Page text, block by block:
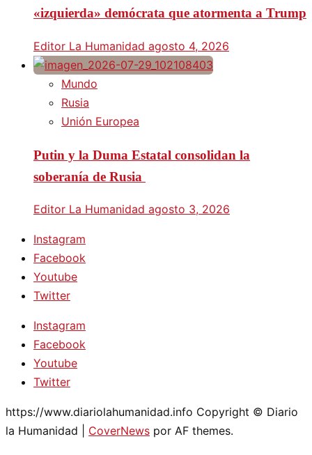
«izquierda» demócrata que atormenta a Trump
Editor La Humanidad agosto 4, 2026
Mundo
Rusia
Unión Europea
Putin y la Duma Estatal consolidan la
soberanía de Rusia
Editor La Humanidad agosto 3, 2026
Instagram
Facebook
Youtube
Twitter
Instagram
Facebook
Youtube
Twitter
https://www.diariolahumanidad.info Copyright © Diario
la Humanidad
CoverNews por AF themes.